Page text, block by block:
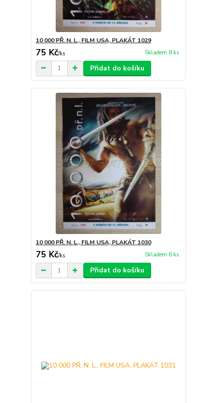
10 000 PŘ. N. L., FILM USA, PLAKÁT 1029
75 Kč/ks Skladem 8 ks
Přidat do košíku
10 000 PŘ. N. L., FILM USA, PLAKÁT 1030
75 Kč/ks Skladem 6 ks
Přidat do košíku